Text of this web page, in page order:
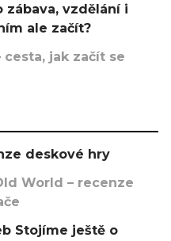
vzdělání i
ale začít?
jak začít se
deskové hry
World – recenze
Stojíme ještě o